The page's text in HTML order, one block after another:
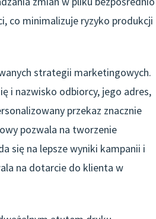
co minimalizuje ryzyko produkcji
strategii marketingowych.
i nazwisko odbiorcy, jego adres,
przekaz znacznie
pozwala na tworzenie
się na lepsze wyniki kampanii i
na dotarcie do klienta w